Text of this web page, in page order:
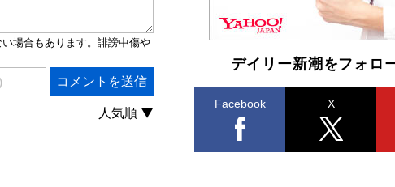
デイリー新潮をフォロ
Facebook X